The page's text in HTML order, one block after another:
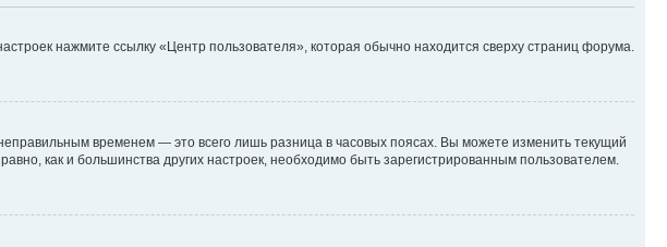
нажмите ссылку «Центр пользователя», которая обычно находится сверху страниц форума.
временем — это всего лишь разница в часовых поясах. Вы можете изменить текущий
как и большинства других настроек, необходимо быть зарегистрированным пользователем.